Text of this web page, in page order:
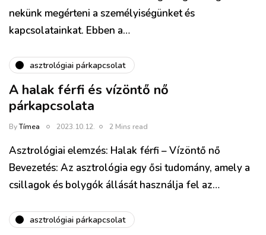
nekünk megérteni a személyiségünket és
kapcsolatainkat. Ebben a…
asztrológiai párkapcsolat
A halak férfi és vízöntő nő
párkapcsolata
ByTímea 2023.10.12. 2 Mins read
Asztrológiai elemzés: Halak férfi – Vízöntő nő
Bevezetés: Az asztrológia egy ősi tudomány, amely a
csillagok és bolygók állását használja fel az…
asztrológiai párkapcsolat